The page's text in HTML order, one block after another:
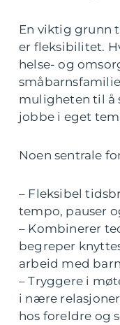
En viktig grunn
er fleksibilitet.
helse- og
muligheten til å
jobbe i eget
Noen sentrale
– Fleksibel
tempo, pauser
– Kombinerer
begreper
arbeid med
– Tryggere i
i nære
hos foreldre og